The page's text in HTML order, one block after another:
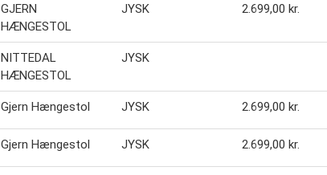
GJERN
HÆNGESTOL
JYSK 2.699,00 kr.
NITTEDAL
HÆNGESTOL
JYSK
Gjern Hængestol JYSK 2.699,00 kr.
Gjern Hængestol JYSK 2.699,00 kr.